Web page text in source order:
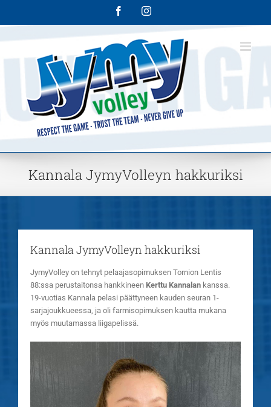
FacebookInstagram
Kannala JymyVolleyn hakkuriksi
Kannala JymyVolleyn hakkuriksi
JymyVolley on tehnyt pelaajasopimuksen Tornion Lentis
88:ssa perustaitonsa hankkineen Kerttu Kannalan kanssa.
19-vuotias Kannala pelasi päättyneen kauden seuran 1-
sarjajoukkueessa, ja oli farmisopimuksen kautta mukana
myös muutamassa liigapelissä.